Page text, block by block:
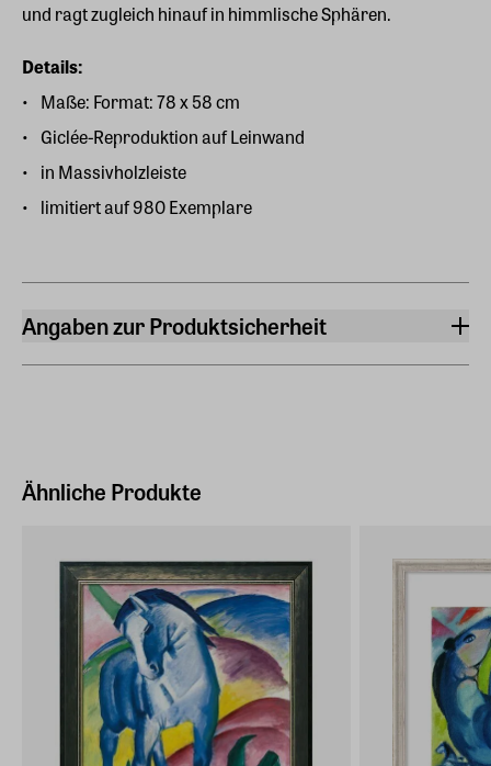
und ragt zugleich hinauf in himmlische Sphären.
Details:
Maße: Format: 78 x 58 cm
Giclée-Reproduktion auf Leinwand
in Massivholzleiste
limitiert auf 980 Exemplare
Angaben zur Produktsicherheit
Deutschland (EU)
Ähnliche Produkte